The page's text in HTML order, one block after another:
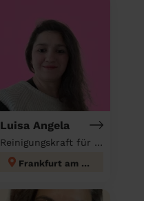
Luisa Angela
Reinigungskraft für deinen Haushalt
Frankfurt am Main